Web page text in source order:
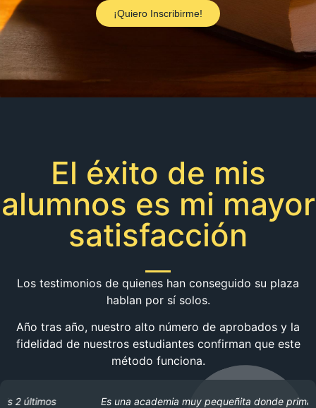
¡Quiero Inscribirme!
El éxito de mis
alumnos es mi mayor
satisfacción
Los testimonios de quienes han conseguido su plaza
hablan por sí solos.
Año tras año, nuestro alto número de aprobados y la
fidelidad de nuestros estudiantes confirman que este
método funciona.
Es una academia muy pequeñita donde prima la calidad